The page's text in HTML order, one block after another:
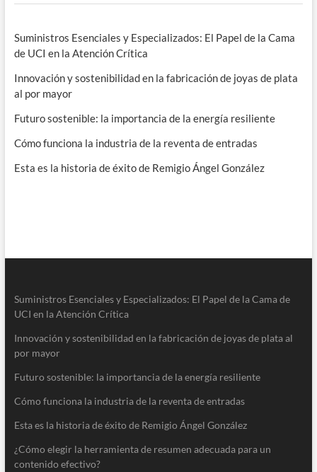
Suministros Esenciales y Especializados: El Papel de la Cama
de UCI en la Atención Crítica
Innovación y sostenibilidad en la fabricación de joyas de plata
al por mayor
Futuro sostenible: la importancia de la energía resiliente
Cómo funciona la industria de la reventa de entradas
Esta es la historia de éxito de Remigio Ángel González
Suministros Esenciales y Especializados: El Papel de la Cama de
UCI en la Atención Crítica
Innovación y sostenibilidad en la fabricación de joyas de plata al
por mayor
Futuro sostenible: la importancia de la energía resiliente
Cómo funciona la industria de la reventa de entradas
Esta es la historia de éxito de Remigio Ángel González
¿Cómo elegir la herramienta de resumen adecuada para un
contenido efectivo?